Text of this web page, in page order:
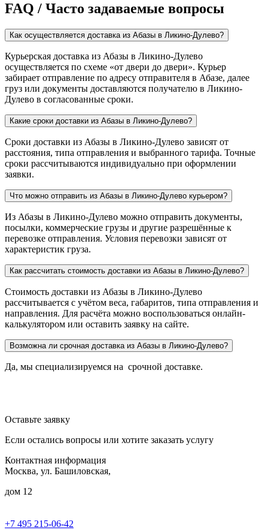
FAQ / Часто задаваемые вопросы
Как осуществляется доставка из Абазы в Ликино-Дулево?
Курьерская доставка из Абазы в Ликино-Дулево
осуществляется по схеме «от двери до двери». Курьер
забирает отправление по адресу отправителя в Абазе, далее
груз или документы доставляются получателю в Ликино-
Дулево в согласованные сроки.
Какие сроки доставки из Абазы в Ликино-Дулево?
Сроки доставки из Абазы в Ликино-Дулево зависят от
расстояния, типа отправления и выбранного тарифа. Точные
сроки рассчитываются индивидуально при оформлении
заявки.
Что можно отправить из Абазы в Ликино-Дулево курьером?
Из Абазы в Ликино-Дулево можно отправить документы,
посылки, коммерческие грузы и другие разрешённые к
перевозке отправления. Условия перевозки зависят от
характеристик груза.
Как рассчитать стоимость доставки из Абазы в Ликино-Дулево?
Стоимость доставки из Абазы в Ликино-Дулево
рассчитывается с учётом веса, габаритов, типа отправления и
направления. Для расчёта можно воспользоваться онлайн-
калькулятором или оставить заявку на сайте.
Возможна ли срочная доставка из Абазы в Ликино-Дулево?
Да, мы специализируемся на срочной доставке.
Оставьте заявку
Если остались вопросы или хотите заказать услугу
Контактная информация
Москва, ул. Башиловская,
дом 12
+7 495 215-06-42